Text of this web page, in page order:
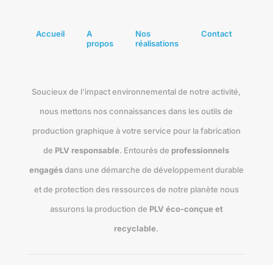
Accueil
A
propos
Nos
réalisations
Contact
Soucieux de l'impact environnemental de notre activité,
nous mettons nos connaissances dans les outils de
production graphique à votre service pour la fabrication
de PLV responsable. Entourés de professionnels
engagésdans une démarche de développement durable
et de protection des ressources de notre planète nous
assurons la production de PLV éco-conçue et
recyclable.